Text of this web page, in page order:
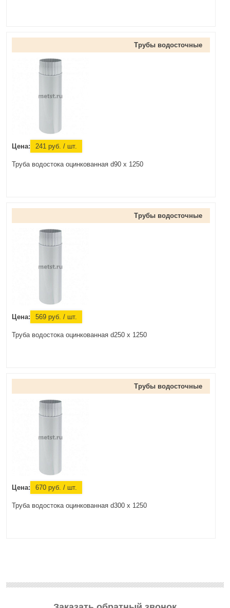
Трубы водосточные
Цена: 241 руб. / шт.
Труба водостока оцинкованная d90 х 1250
Трубы водосточные
Цена: 569 руб. / шт.
Труба водостока оцинкованная d250 х 1250
Трубы водосточные
Цена: 670 руб. / шт.
Труба водостока оцинкованная d300 х 1250